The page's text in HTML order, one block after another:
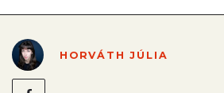
HORVÁTH JÚLIA